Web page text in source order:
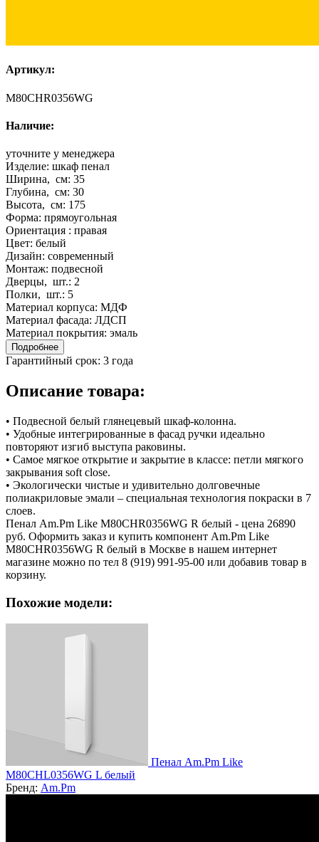
Артикул:
M80CHR0356WG
Наличие:
уточните у менеджера
Изделие: шкаф пенал
Ширина, см: 35
Глубина, см: 30
Высота, см: 175
Форма: прямоугольная
Ориентация : правая
Цвет: белый
Дизайн: современный
Монтаж: подвесной
Дверцы, шт.: 2
Полки, шт.: 5
Материал корпуса: МДФ
Материал фасада: ЛДСП
Материал покрытия: эмаль
Подробнее
Гарантийный срок: 3 года
Описание товара:
• Подвесной белый глянецевый шкаф-колонна.
• Удобные интегрированные в фасад ручки идеально
повторяют изгиб выступа раковины.
• Самое мягкое открытие и закрытие в классе: петли мягкого
закрывания soft close.
• Экологически чистые и удивительно долговечные
полиакриловые эмали – специальная технология покраски в 7
слоев.
Пенал Am.Pm Like M80CHR0356WG R белый - цена 26890
руб. Оформить заказ и купить компонент Am.Pm Like
M80CHR0356WG R белый в Москве в нашем интернет
магазине можно по тел 8 (919) 991-95-00 или добавив товар в
корзину.
Похожие модели:
Пенал Am.Pm Like
M80CHL0356WG L белый
Бренд: Am.Pm